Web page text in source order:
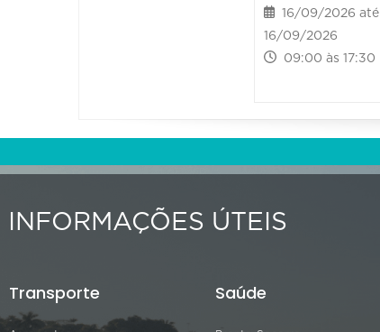
16/09/2026 até
16/09/2026
09:00 às 17:30
INFORMAÇÕES ÚTEIS
Transporte Saúde